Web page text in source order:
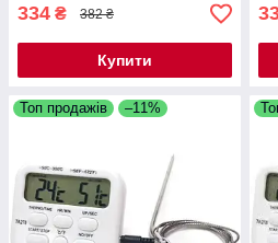
334 ₴ 382 ₴
Купити
Топ продажів –11%